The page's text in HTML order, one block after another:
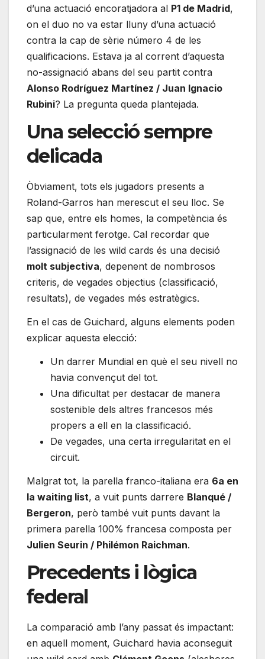
d’una actuació encoratjadora al P1 de Madrid,
on el duo no va estar lluny d’una actuació
contra la cap de sèrie número 4 de les
qualificacions. Estava ja al corrent d’aquesta
no-assignació abans del seu partit contra
Alonso Rodríguez Martínez / Juan Ignacio
Rubini? La pregunta queda plantejada.
Una selecció sempre
delicada
Òbviament, tots els jugadors presents a
Roland-Garros han merescut el seu lloc. Se
sap que, entre els homes, la competència és
particularment ferotge. Cal recordar que
l’assignació de les wild cards és una decisió
molt subjectiva, depenent de nombrosos
criteris, de vegades objectius (classificació,
resultats), de vegades més estratègics.
En el cas de Guichard, alguns elements poden
explicar aquesta elecció:
Un darrer Mundial en què el seu nivell no
havia convençut del tot.
Una dificultat per destacar de manera
sostenible dels altres francesos més
propers a ell en la classificació.
De vegades, una certa irregularitat en el
circuit.
Malgrat tot, la parella franco-italiana era 6a en
la waiting list, a vuit punts darrere Blanqué /
Bergeron, però també vuit punts davant la
primera parella 100% francesa composta per
Julien Seurin / Philémon Raichman.
Precedents i lògica
federal
La comparació amb l’any passat és impactant:
en aquell moment, Guichard havia aconseguit